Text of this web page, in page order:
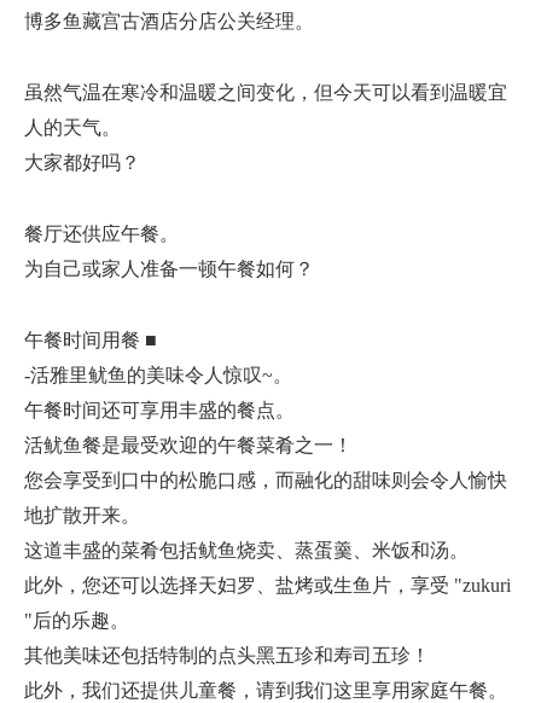
博多鱼藏宫古酒店分店公关经理。
虽然气温在寒冷和温暖之间变化，但今天可以看到温暖宜
人的天气。
大家都好吗？
餐厅还供应午餐。
为自己或家人准备一顿午餐如何？
午餐时间用餐 ■
-活雅里鱿鱼的美味令人惊叹~。
午餐时间还可享用丰盛的餐点。
活鱿鱼餐是最受欢迎的午餐菜肴之一！
您会享受到口中的松脆口感，而融化的甜味则会令人愉快
地扩散开来。
这道丰盛的菜肴包括鱿鱼烧卖、蒸蛋羹、米饭和汤。
此外，您还可以选择天妇罗、盐烤或生鱼片，享受 "zukuri
"后的乐趣。
其他美味还包括特制的点头黑五珍和寿司五珍！
此外，我们还提供儿童餐，请到我们这里享用家庭午餐。